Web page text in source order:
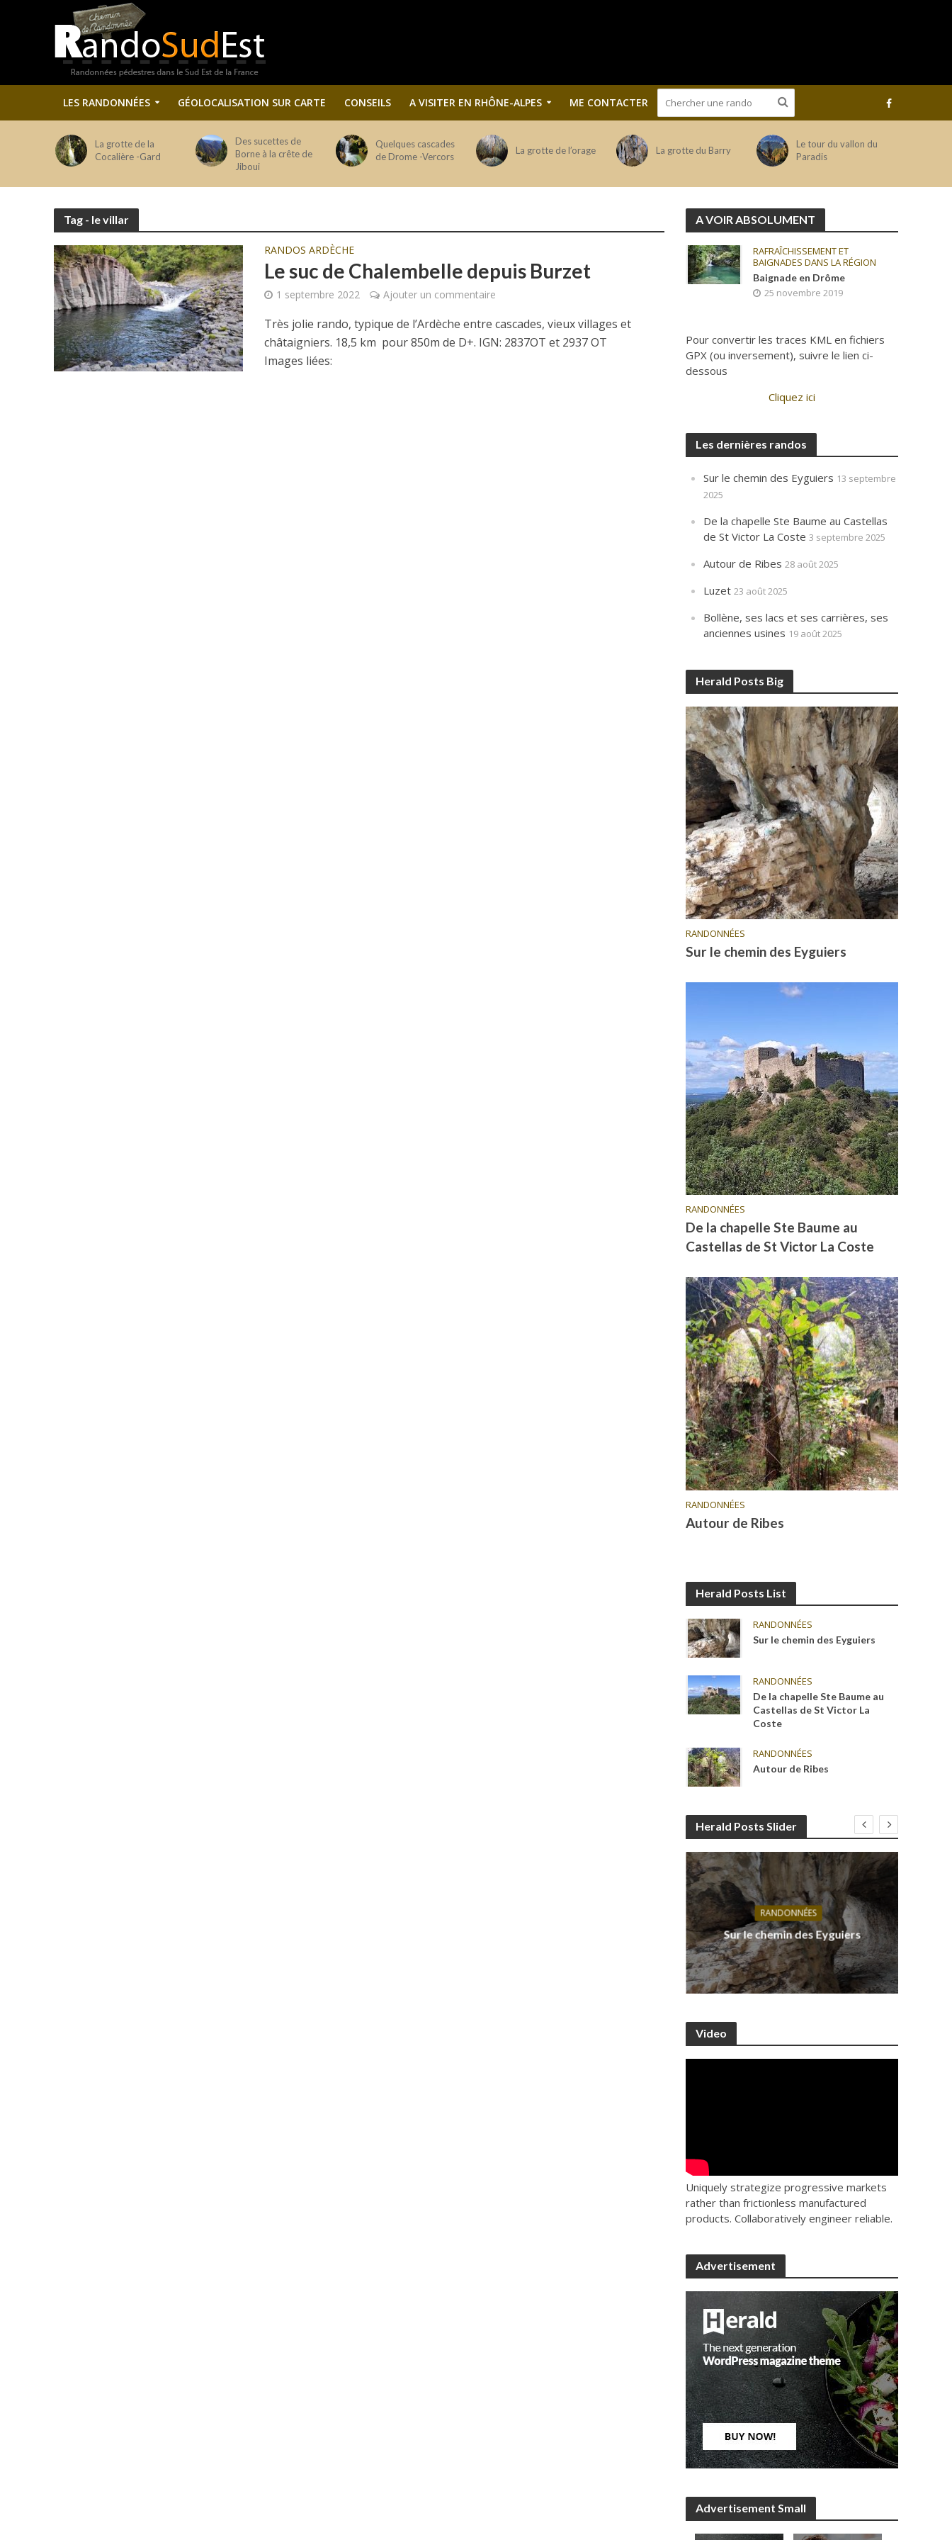
LES RANDONNÉES GÉOLOCALISATION SUR CARTE CONSEILS A VISITER EN RHÔNE-ALPES ME CONTACTER
La grotte de la
Cocalière -Gard
Des sucettes de
Borne à la crête de
Jiboui
Quelques cascades
de Drome -Vercors
La grotte de l’orage La grotte du Barry
Le tour du vallon du
Paradis
Tag - le villar
RANDOS ARDÈCHE
Le suc de Chalembelle depuis Burzet
1 septembre 2022 Ajouter un commentaire
Très jolie rando, typique de l’Ardèche entre cascades, vieux villages et
châtaigniers. 18,5 km pour 850m de D+. IGN: 2837OT et 2937 OT
Images liées:
A VOIR ABSOLUMENT
RAFRAÎCHISSEMENT ET
BAIGNADES DANS LA RÉGION
Baignade en Drôme
25 novembre 2019
Pour convertir les traces KML en fichiers
GPX (ou inversement), suivre le lien ci-
dessous
Cliquez ici
Les dernières randos
Sur le chemin des Eyguiers 13 septembre
2025
De la chapelle Ste Baume au Castellas
de St Victor La Coste 3 septembre 2025
Autour de Ribes 28 août 2025
Luzet 23 août 2025
Bollène, ses lacs et ses carrières, ses
anciennes usines 19 août 2025
Herald Posts Big
RANDONNÉES
Sur le chemin des Eyguiers
RANDONNÉES
De la chapelle Ste Baume au
Castellas de St Victor La Coste
RANDONNÉES
Autour de Ribes
Herald Posts List
RANDONNÉES
Sur le chemin des Eyguiers
RANDONNÉES
De la chapelle Ste Baume au
Castellas de St Victor La
Coste
RANDONNÉES
Autour de Ribes
Herald Posts Slider
RANDONNÉES
Sur le chemin des Eyguiers
Video
Uniquely strategize progressive markets
rather than frictionless manufactured
products. Collaboratively engineer reliable.
Advertisement
Advertisement Small